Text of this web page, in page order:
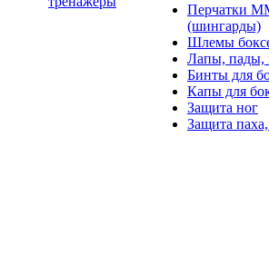
Перчатки
(шингарды)
Шлемы
Лапы, пады,
Бинты для
Капы для
Защита ног
Защита паха,